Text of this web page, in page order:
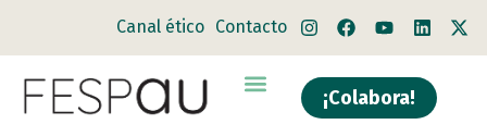
Canal ético Contacto
¡Colabora!